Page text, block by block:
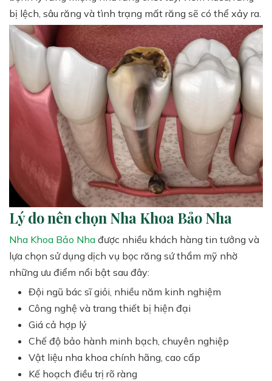
bị lệch, sâu răng và tình trạng mất răng sẽ có thể xảy ra.
Lý do nên chọn Nha Khoa Bảo Nha
Nha Khoa Bảo Nha được nhiều khách hàng tin tưởng và
lựa chọn sử dụng dịch vụ bọc răng sứ thẩm mỹ nhờ
những ưu điểm nổi bật sau đây:
Đội ngũ bác sĩ giỏi, nhiều năm kinh nghiệm
Công nghệ và trang thiết bị hiện đại
Giá cả hợp lý
Chế độ bảo hành minh bạch, chuyên nghiệp
Vật liệu nha khoa chính hãng, cao cấp
Kế hoạch điều trị rõ ràng